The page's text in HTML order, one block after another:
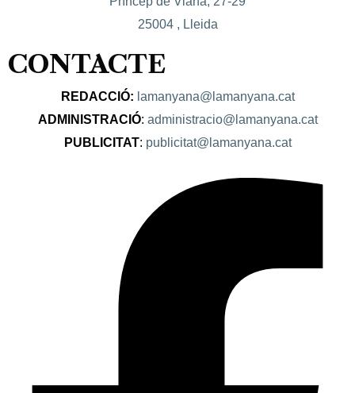
25004 , Lleida
CONTACTE
REDACCIÓ: lamanyana@lamanyana.cat
ADMINISTRACIÓ: administracio@lamanyana.cat
PUBLICITAT: publicitat@lamanyana.cat